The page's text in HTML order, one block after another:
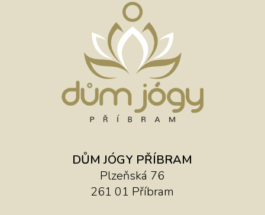
DŮM JÓGY PŘÍBRAM
Plzeňská 76
261 01 Příbram